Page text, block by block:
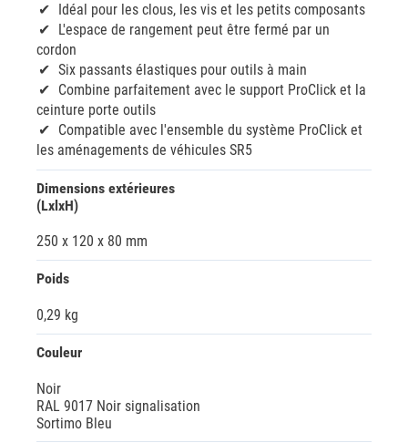
Idéal pour les clous, les vis et les petits composants
L'espace de rangement peut être fermé par un
cordon
Six passants élastiques pour outils à main
Combine parfaitement avec le support ProClick et la
ceinture porte outils
Compatible avec l'ensemble du système ProClick et
les aménagements de véhicules SR5
Dimensions extérieures
(LxlxH)
250 x 120 x 80 mm
Poids
0,29 kg
Couleur
Noir
RAL 9017 Noir signalisation
Sortimo Bleu